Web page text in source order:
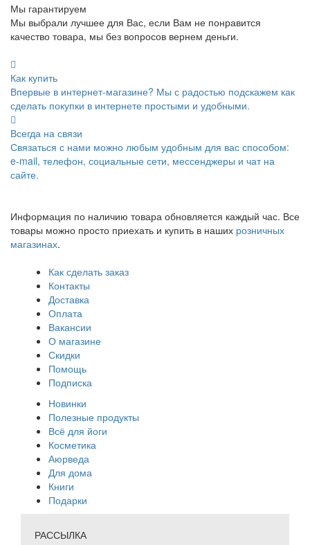
Мы гарантируем
Мы выбрали лучшее для Вас, если Вам не понравится
качество товара, мы без вопросов вернем деньги.
Как купить
Впервые в интернет-магазине? Мы с радостью подскажем как
сделать покупки в интернете простыми и удобными.
Всегда на связи
Связаться с нами можно любым удобным для вас способом:
e-mail, телефон, социальные сети, мессенджеры и чат на
сайте.
Информация по наличию товара обновляется каждый час. Все
товары можно просто приехать и купить в наших розничных
магазинах.
Как сделать заказ
Контакты
Доставка
Оплата
Вакансии
О магазине
Скидки
Помощь
Подписка
Новинки
Полезные продукты
Всё для йоги
Косметика
Аюрведа
Для дома
Книги
Подарки
РАССЫЛКА